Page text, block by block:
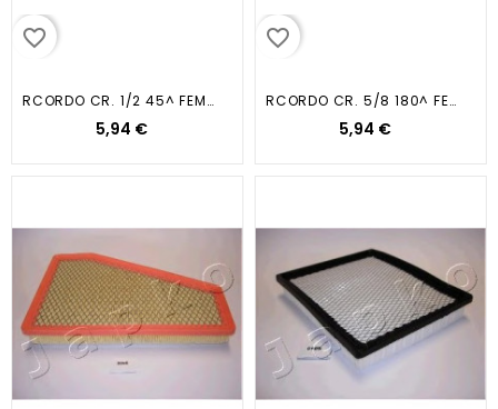
favorite_border
RCORDO CR. 1/2 45^ FEMMINA
5,94 €
favorite_border
RCORDO CR. 5/8 180^ FEMMINA
5,94 €